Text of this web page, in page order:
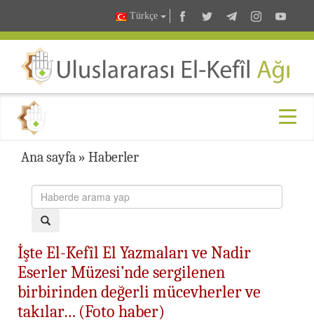
Türkçe
Ana sayfa » Haberler
İşte El-Kefîl El Yazmaları ve Nadir
Eserler Müzesi’nde sergilenen
birbirinden değerli mücevherler ve
takılar… (Foto haber)